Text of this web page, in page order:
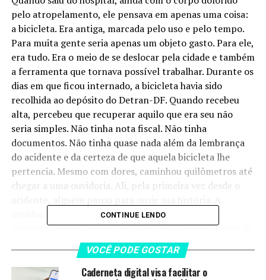
pelo atropelamento, ele pensava em apenas uma coisa:
a bicicleta. Era antiga, marcada pelo uso e pelo tempo.
Para muita gente seria apenas um objeto gasto. Para ele,
era tudo. Era o meio de se deslocar pela cidade e também
a ferramenta que tornava possível trabalhar. Durante os
dias em que ficou internado, a bicicleta havia sido
recolhida ao depósito do Detran-DF. Quando recebeu
alta, percebeu que recuperar aquilo que era seu não
seria simples. Não tinha nota fiscal. Não tinha
documentos. Não tinha quase nada além da lembrança
do acidente e da certeza de que aquela bicicleta lhe
pertencia. Mesmo com dores, caminhou quilômetros até
chegar a uma ouvidoria. Ali, pela primeira vez desde o
ouvidora Ana Carolina e a servidora Nagla Veras
perceberam que aquele caso não cabia apenas dentro de
um procedimento administrativo. Para devolver a
bicicleta ao dono, seria necessário reconstruir uma
história que não estava registrada em papéis. Começou
CONTINUE LENDO
VOCÊ PODE GOSTAR
Caderneta digital visa facilitar o